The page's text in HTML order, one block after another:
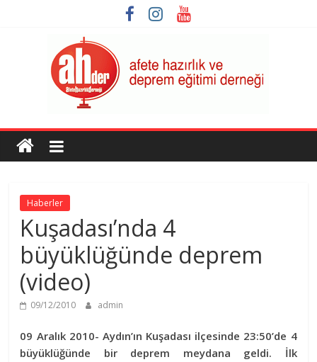
AHDER
Afete
ve
Deprem
Eğitimi
Derneği
Haberler
Kuşadası’nda 4
büyüklüğünde deprem
(video)
09/12/2010 admin
09 Aralık 2010- Aydın’ın Kuşadası ilçesinde 23:50’de 4
büyüklüğünde bir deprem meydana geldi. İlk